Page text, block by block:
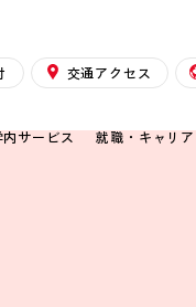
交通アクセス
サービス 就職・キャリア